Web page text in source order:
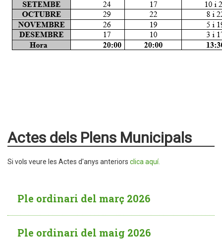
Actes dels Plens Municipals
Si vols veure les Actes d'anys anteriors clica aquí.
Ple ordinari del març 2026
Ple ordinari del maig 2026